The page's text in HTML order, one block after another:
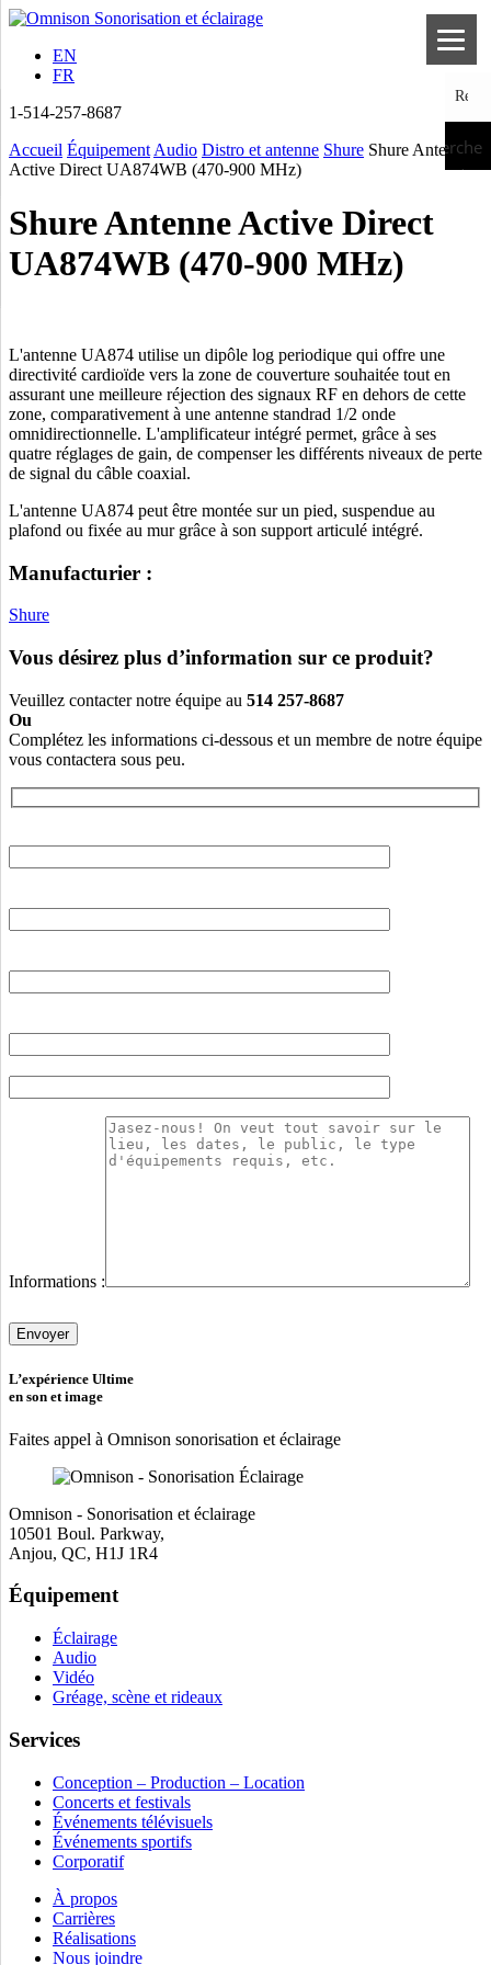
EN
FR
1-514-257-8687
Recherche
Accueil Équipement Audio Distro et antenne Shure Shure Antenne
Active Direct UA874WB (470-900 MHz)
Shure Antenne Active Direct
UA874WB (470-900 MHz)
L'antenne UA874 utilise un dipôle log periodique qui offre une
directivité cardioïde vers la zone de couverture souhaitée tout en
assurant une meilleure réjection des signaux RF en dehors de cette
zone, comparativement à une antenne standrad 1/2 onde
omnidirectionnelle. L'amplificateur intégré permet, grâce à ses
quatre réglages de gain, de compenser les différents niveaux de perte
de signal du câble coaxial.
L'antenne UA874 peut être montée sur un pied, suspendue au
plafond ou fixée au mur grâce à son support articulé intégré.
Manufacturier :
Shure
Vous désirez plus d’information sur ce produit?
Veuillez contacter notre équipe au 514 257-8687
Ou
Complétez les informations ci-dessous et un membre de notre équipe
vous contactera sous peu.
Informations :
laisser
ce
vide.
L’expérience Ultime
en son et image
Faites appel à Omnison sonorisation et éclairage
Omnison - Sonorisation et éclairage
10501 Boul. Parkway,
Anjou, QC, H1J 1R4
Équipement
Éclairage
Audio
Vidéo
Gréage, scène et rideaux
Services
Conception – Production – Location
Concerts et festivals
Événements télévisuels
Événements sportifs
Corporatif
À propos
Carrières
Réalisations
Nous joindre